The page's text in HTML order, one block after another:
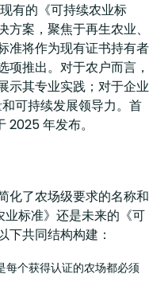
有的《可持续农业标
案，聚焦于再生农业、
准将作为现有证书持有者
项推出。对于农户而言，
示其专业实践；对于企业
可持续发展领导力。首
年发布。
化了农场级要求的名称和
业标准》还是未来的《可
下共同结构构建：
每个获得认证的农场都必须